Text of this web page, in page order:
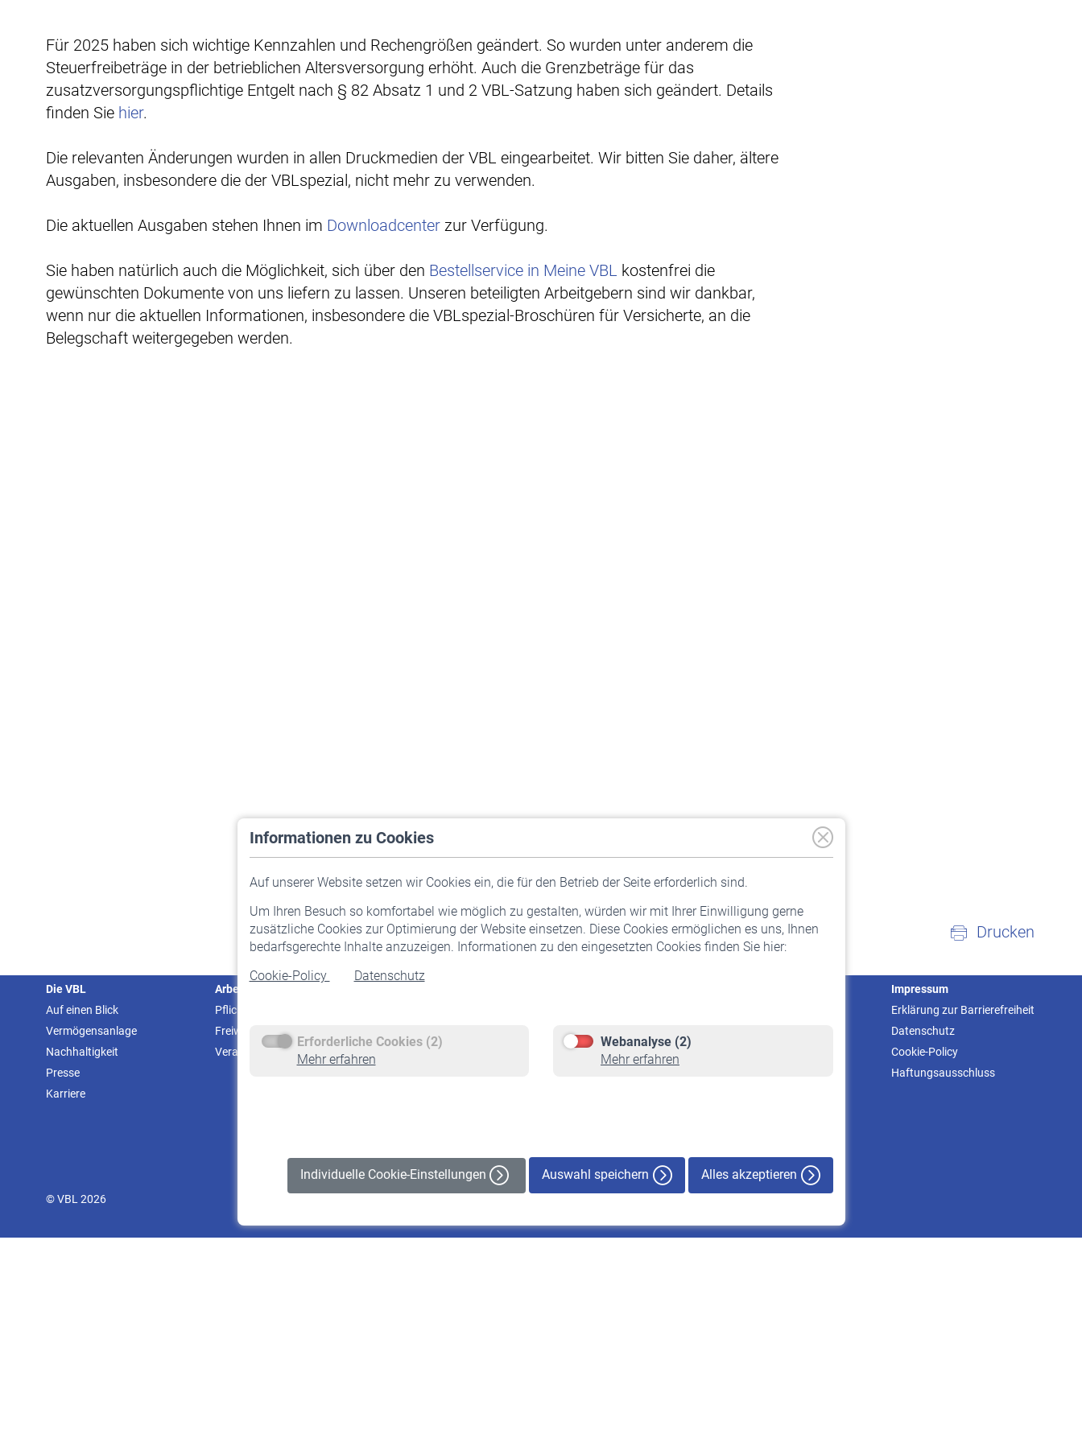
Für 2025 haben sich wichtige Kennzahlen und Rechengrößen geändert. So wurden unter anderem die
Steuerfreibeträge in der betrieblichen Altersversorgung erhöht. Auch die Grenzbeträge für das
zusatzversorgungspflichtige Entgelt nach § 82 Absatz 1 und 2 VBL-Satzung haben sich geändert. Details
finden Sie hier.
Die relevanten Änderungen wurden in allen Druckmedien der VBL eingearbeitet. Wir bitten Sie daher, ältere
Ausgaben, insbesondere die der VBLspezial, nicht mehr zu verwenden.
Die aktuellen Ausgaben stehen Ihnen im Downloadcenter zur Verfügung.
Sie haben natürlich auch die Möglichkeit, sich über den Bestellservice in Meine VBL kostenfrei die
gewünschten Dokumente von uns liefern zu lassen. Unseren beteiligten Arbeitgebern sind wir dankbar,
wenn nur die aktuellen Informationen, insbesondere die VBLspezial-Broschüren für Versicherte, an die
Belegschaft weitergegeben werden.
Informationen zu Cookies
Auf unserer Website setzen wir Cookies ein, die für den Betrieb der Seite erforderlich sind.
Um Ihren Besuch so komfortabel wie möglich zu gestalten, würden wir mit Ihrer Einwilligung gerne
zusätzliche Cookies zur Optimierung der Website einsetzen. Diese Cookies ermöglichen es uns, Ihnen
bedarfsgerechte Inhalte anzuzeigen. Informationen zu den eingesetzten Cookies finden Sie hier:
Cookie-Policy
Datenschutz
Erforderliche Cookies (2)
Mehr erfahren
Webanalyse (2)
Mehr erfahren
Individuelle Cookie-Einstellungen Auswahl speichern Alles akzeptieren
Drucken
Die VBL
Auf einen Blick
Vermögensanlage
Nachhaltigkeit
Presse
Karriere
Arbeitgeber
Pflichtversicherung
Freiwillige Versicherung
Veranstaltungen
Staatliche Förderung
Rente beantragen
Rentenauszahlung
Impressum
Erklärung zur Barrierefreiheit
Datenschutz
Cookie-Policy
Haftungsausschluss
© VBL 2026